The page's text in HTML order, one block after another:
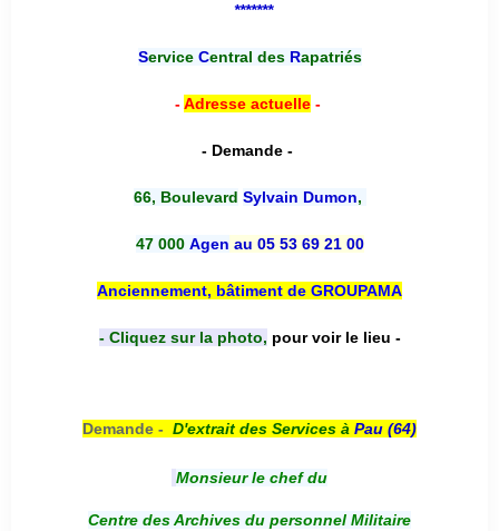
*******
Service Central desRapatriés
-Adresse actuelle-
- Demande -
66, Boulevard Sylvain Dumon,
47 000 Agen au 05 53 69 21 00
Anciennement, bâtiment de GROUPAMA
- Cliquez sur la photo, pour voir le lieu -
Demande - D'extrait des Services à Pau (64)
Monsieur le chef du
Centre des Archives du personnel Militaire